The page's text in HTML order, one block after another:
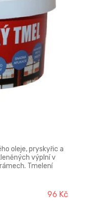
oleje, pryskyřic a
výplní v
Tmelení
96 Kč